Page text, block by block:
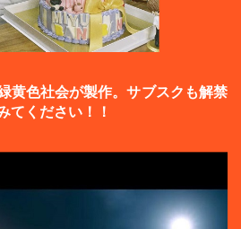
黄色社会が製作。サブスクも解禁
てください！！